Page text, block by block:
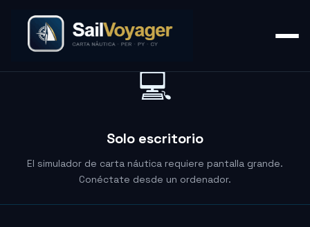
💻
Solo escritorio
El simulador de carta náutica requiere pantalla grande.
Conéctate desde un ordenador.